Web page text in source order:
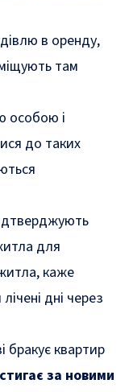
в оренду,
там
особою і
до таких
для
каже
дні через
бракує квартир
за новими